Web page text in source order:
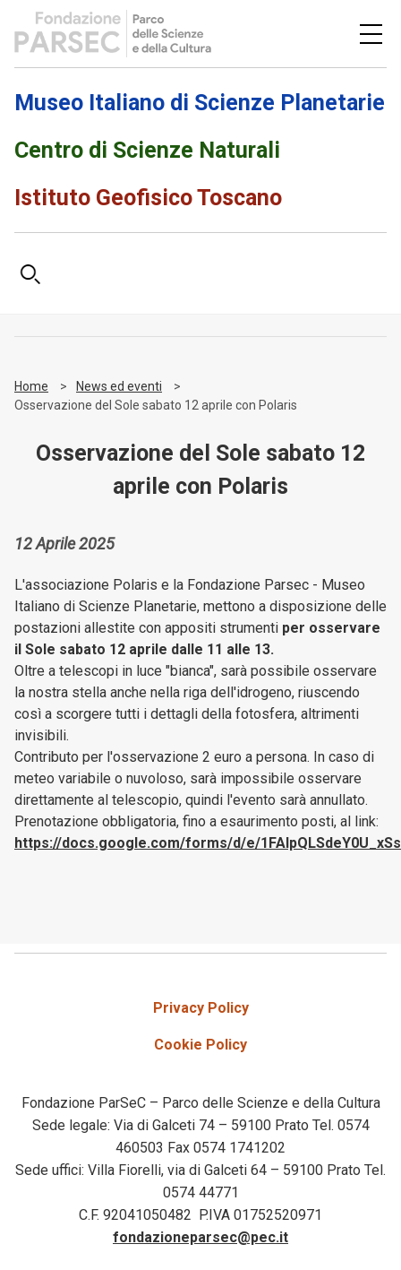
Museo Italiano di Scienze Planetarie
Centro di Scienze Naturali
Istituto Geofisico Toscano
Home
News ed eventi
Osservazione del Sole sabato 12 aprile con Polaris
Osservazione del Sole sabato 12
aprile con Polaris
12 Aprile 2025
L'associazione Polaris e la Fondazione Parsec - Museo
Italiano di Scienze Planetarie, mettono a disposizione delle
postazioni allestite con appositi strumenti per osservare
il Sole sabato 12 aprile dalle 11 alle 13.
Oltre a telescopi in luce "bianca", sarà possibile osservare
la nostra stella anche nella riga dell'idrogeno, riuscendo
così a scorgere tutti i dettagli della fotosfera, altrimenti
invisibili.
Contributo per l'osservazione 2 euro a persona. In caso di
meteo variabile o nuvoloso, sarà impossibile osservare
direttamente al telescopio, quindi l'evento sarà annullato.
Prenotazione obbligatoria, fino a esaurimento posti, al link:
https://docs.google.com/forms/d/e/
Privacy Policy
Cookie Policy
Fondazione ParSeC – Parco delle Scienze e della Cultura
Sede legale: Via di Galceti 74 – 59100 Prato Tel. 0574
460503 Fax 0574 1741202
Sede uffici: Villa Fiorelli, via di Galceti 64 – 59100 Prato Tel.
0574 44771
C.F. 92041050482 P.IVA 01752520971
fondazioneparsec@pec.it